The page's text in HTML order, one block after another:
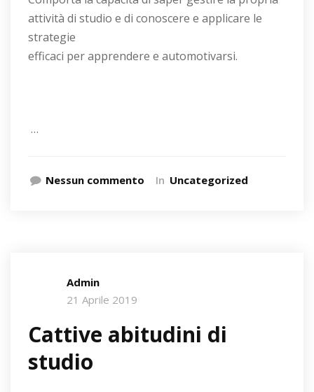
attività di studio e di conoscere e applicare le
strategie
efficaci per apprendere e automotivarsi.
…
Nessun commento In Uncategorized
Admin
21 Aprile 2019
Cattive abitudini di
studio